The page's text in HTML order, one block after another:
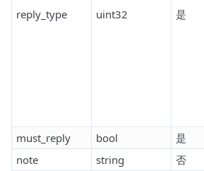
reply_type uint32 是
must_reply
bool 是
note
string 否